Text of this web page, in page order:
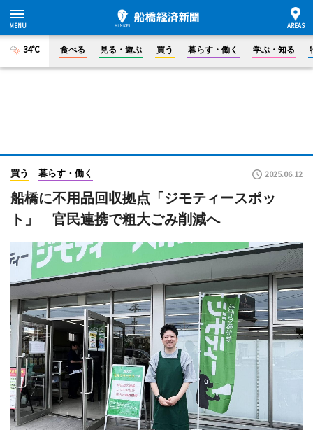
34°C 食べる 見る・遊ぶ 買う 暮らす・働く 学ぶ・知る
買う 暮らす・働く 2025.06.12
船橋に不用品回収拠点「ジモティースポッ
ト」 官民連携で粗大ごみ削減へ